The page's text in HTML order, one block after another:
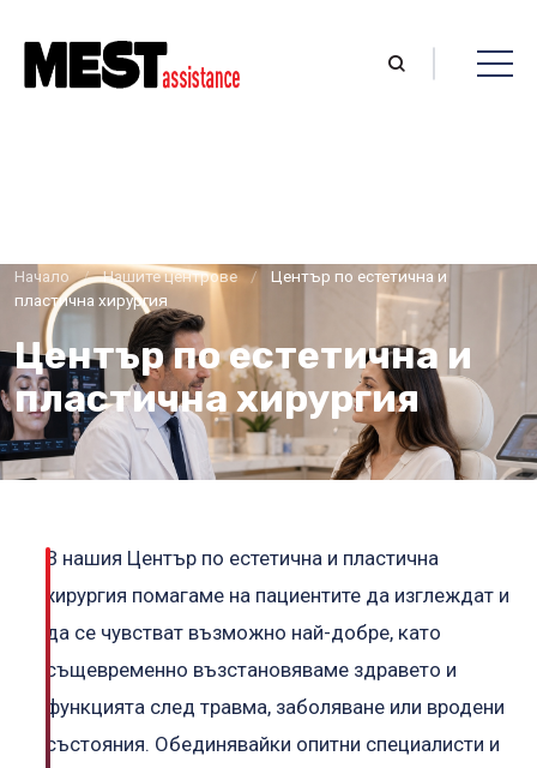
Начало / Нашите центрове /
Център по естетична и
пластична хирургия
Център по естетична и
пластична хирургия
В нашия Център по естетична и пластична
хирургия помагаме на пациентите да изглеждат и
да се чувстват възможно най-добре, като
същевременно възстановяваме здравето и
функцията след травма, заболяване или вродени
състояния. Обединявайки опитни специалисти и